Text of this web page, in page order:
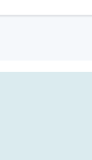
فيها استخدام ضوء
بالليزر